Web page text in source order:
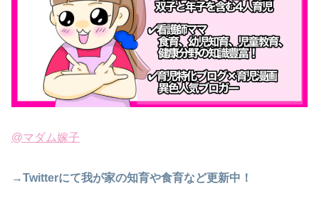
@マダム嫁子
→Twitterにて我が家の知育や食育など更新中！